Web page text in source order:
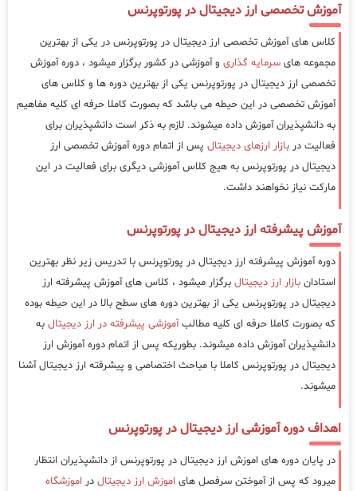
آموزش تخصصی ارز دیجیتال در پورتوپرنس
کلاس های آموزش تخصصی ارز دیجیتال در پورتوپرنس در یکی از بهترین
مجموعه های سرمایه گذاری و آموزشی در کشور برگزار میشود ، دوره آموزش
تخصصی ارز دیجیتال در پورتوپرنس یکی از بهترین دوره ها و کلاس های
آموزش تخصصی در این حیطه می باشد که بصورت کاملا حرفه ای کلیه مفاهیم
به دانشپذیران آموزش داده میشوند. لازم به ذکر است دانشپذیران برای
فعالیت در بازار ارزهای دیجیتال پس از اتمام دوره آموزش تخصصی ارز
دیجیتال در پورتوپرنس به هیج کلاس آموزشی دیگری برای فعالیت در این
مارکت نیاز نخواهند داشت.
آموزش پیشرفته ارز دیجیتال در پورتوپرنس
دوره آموزش پیشرفته ارز دیجیتال در پورتوپرنس با تدریس زیر نظر بهترین
استادان بازار ارز دیجیتال برگزار میشود ، کلاس های آموزش پیشرفته ارز
دیجیتال در پورتوپرنس یکی از بهترین دوره های سطح بالا در این حیطه بوده
که بصورت کاملا حرفه ای کلیه مطالبآموزشی پیشرفته در ارز دیجیتال به
دانشپذیران آموزش داده میشوند. بطوریکه پس از اتمام دوره آموزش ارز
دیجیتال در پورتوپرنس کاملا با مباحث اختصاصی و پیشرفته ارز دیجیتال آشنا
میشوند.
اهداف دوره آموزشی ارز دیجیتال در پورتوپرنس
در پایان دوره های اموزش ارز دیجیتال در پورتوپرنس از دانشپذیران انتظار
میرود که پس از آموختن سرفصل های اموزش ارز دیجیتال در اموزشگاه